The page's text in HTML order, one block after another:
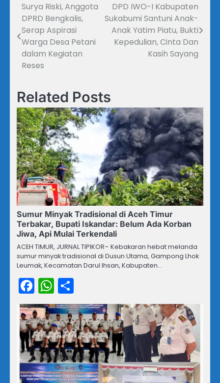
Navigasi
pos
Surya Riski, Anggota
DPRD Bengkalis,
Serap Aspirasi
Warga Desa Petani
dalam Kegiatan
Reses
DPD IWO-I Kabupaten
Sukabumi Santuni Anak-
Anak Yatim Piatu, Bukti
Kepedulian, Cinta Dan
Kasih Sayang
Related Posts
Sumur Minyak Tradisional di Aceh Timur
Terbakar, Bupati Iskandar: Belum Ada Korban
Jiwa, Api Mulai Terkendali
ACEH TIMUR, JURNAL TIPIKOR– Kebakaran hebat melanda
sumur minyak tradisional di Dusun Utama, Gampong Lhok
Leumak, Kecamatan Darul Ihsan, Kabupaten…
Facebook
WhatsApp